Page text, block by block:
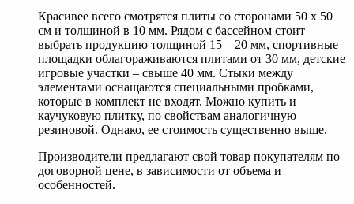
Красивее всего смотрятся плиты со сторонами 50 х 50
см и толщиной в 10 мм. Рядом с бассейном стоит
выбрать продукцию толщиной 15 – 20 мм, спортивные
площадки облагораживаются плитами от 30 мм, детские
игровые участки – свыше 40 мм. Стыки между
элементами оснащаются специальными пробками,
которые в комплект не входят. Можно купить и
каучуковую плитку, по свойствам аналогичную
резиновой. Однако, ее стоимость существенно выше.
Производители предлагают свой товар покупателям по
договорной цене, в зависимости от объема и
особенностей.